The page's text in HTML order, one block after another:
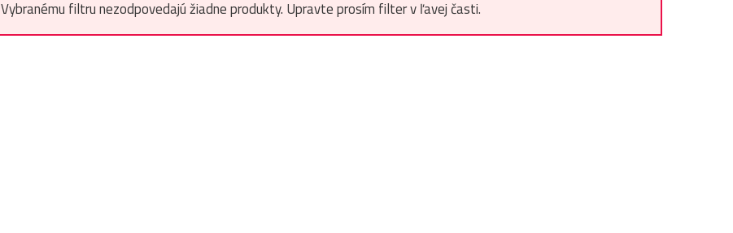
Vybranému filtru nezodpovedajú žiadne produkty. Upravte prosím filter v ľavej časti.